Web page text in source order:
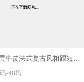
新款头层牛皮法式复古风粗跟短靴女百搭款休闲女靴SA2678
-40码